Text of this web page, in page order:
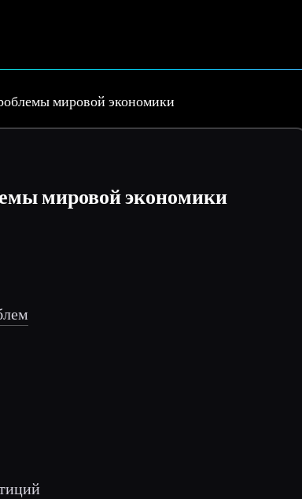
мировой экономики
мировой экономики